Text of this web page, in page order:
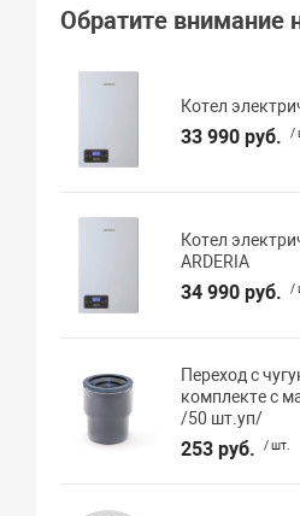
Обратите внимание
Котел
33 990 руб. /
Котел
ARDERIA
34 990 руб. /
Переход с
комплекте с
/50 шт.уп/
253 руб. / шт.